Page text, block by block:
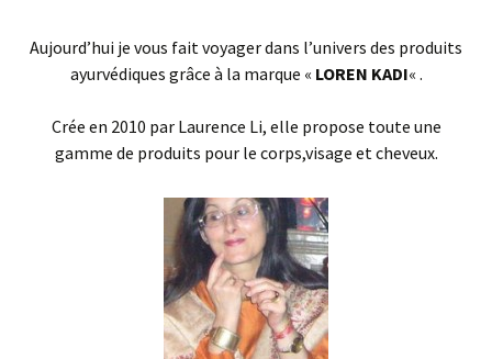
Aujourd’hui je vous fait voyager dans l’univers des produits
ayurvédiques grâce à la marque « LOREN KADI« .
Crée en 2010 par Laurence Li, elle propose toute une
gamme de produits pour le corps,visage et cheveux.